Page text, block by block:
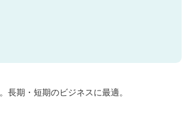
長期・短期のビジネスに最適。